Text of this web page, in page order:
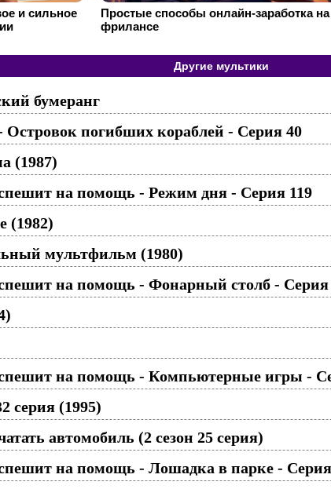
и сильное
Простые способы онлайн-заработка на
фрилансе
Другие мультики
бумеранг
погибших кораблей - Серия 40
(1987)
на помощь - Режим дня - Серия 119
(1982)
мультфильм (1980)
на помощь - Фонарный столб - Серия
на помощь - Компьютерные игры -
серия (1995)
автомобиль (2 сезон 25 серия)
на помощь - Лошадка в парке -